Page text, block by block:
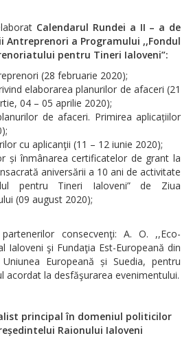
Calendarul Rundei a II – a de
a Programului ,,Fondul
pentru Tineri Ialoveni”:
(28 februarie 2020);
elaborarea planurilor de afaceri (21
04 – 05 aprilie 2020);
de afaceri. Primirea aplicațiilor
cu aplicanţii (11 – 12 iunie 2020);
și înmânarea certificatelor de grant la
aniversării a 10 ani de activitate
pentru Tineri Ialoveni” de Ziua
(09 august 2020);
consecvenţi: A. O. ,,Eco-
Ialoveni şi Fundaţia Est-Europeană din
Europeană și Suedia, pentru
acordat la desfăşurarea evenimentului.
principal în domeniul politicilor
Raionului Ialoveni